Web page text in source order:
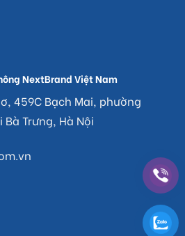
NextBrand Việt Nam
459C Bạch Mai, phường
Trưng, Hà Nội